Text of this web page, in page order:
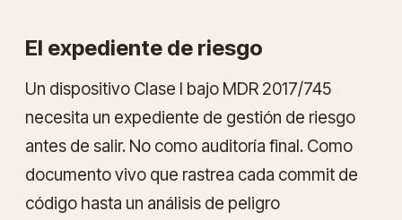
El expediente de riesgo
Un dispositivo Clase I bajo MDR 2017/745
necesita un expediente de gestión de riesgo
antes de salir. No como auditoría final. Como
documento vivo que rastrea cada commit de
código hasta un análisis de peligro